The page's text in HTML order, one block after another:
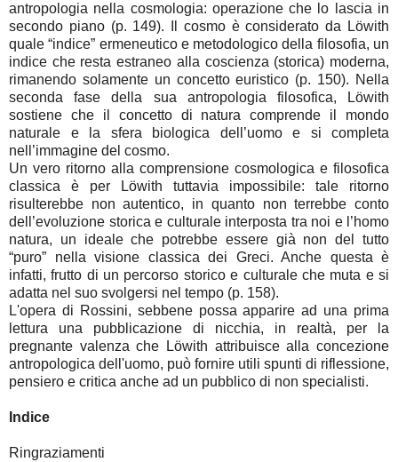
antropologia nella cosmologia: operazione che lo lascia in
secondo piano (p. 149). Il cosmo è considerato da Löwith
quale “indice” ermeneutico e metodologico della filosofia, un
indice che resta estraneo alla coscienza (storica) moderna,
rimanendo solamente un concetto euristico (p. 150). Nella
seconda fase della sua antropologia filosofica, Löwith
sostiene che il concetto di natura comprende il mondo
naturale e la sfera biologica dell’uomo e si completa
nell’immagine del cosmo.
Un vero ritorno alla comprensione cosmologica e filosofica
classica è per Löwith tuttavia impossibile: tale ritorno
risulterebbe non autentico, in quanto non terrebbe conto
dell’evoluzione storica e culturale interposta tra noi e l’homo
natura, un ideale che potrebbe essere già non del tutto
“puro” nella visione classica dei Greci. Anche questa è
infatti, frutto di un percorso storico e culturale che muta e si
adatta nel suo svolgersi nel tempo (p. 158).
L'opera di Rossini, sebbene possa apparire ad una prima
lettura una pubblicazione di nicchia, in realtà, per la
pregnante valenza che Löwith attribuisce alla concezione
antropologica dell'uomo, può fornire utili spunti di riflessione,
pensiero e critica anche ad un pubblico di non specialisti.
Indice
Ringraziamenti